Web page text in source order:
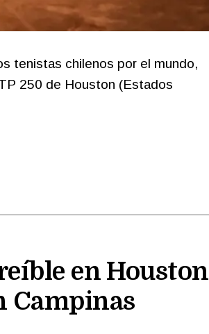
tenistas chilenos por el mundo,
250 de Houston (Estados
en Houston
Campinas